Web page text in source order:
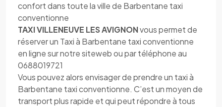
confort dans toute la ville de Barbentane taxi
conventionne
TAXI VILLENEUVE LES AVIGNONvous permet de
réserver un Taxi à Barbentane taxi conventionne
en ligne sur notre siteweb ou par téléphone au
0688019721
Vous pouvez alors envisager de prendre un taxi à
Barbentane taxi conventionne. C’est un moyen de
transport plus rapide et qui peut répondre à tous